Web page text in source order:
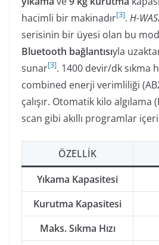
hacimli bir makinadır[3]. H-
serisinin bir üyesi olan bu
Bluetooth bağlantısıyla
sunar[3]. 1400 devir/dk sıkma
combined enerji verimliliği
çalışır. Otomatik kilo algılama
scan gibi akıllı programlar
ÖZELLIK
Yıkama Kapasitesi
Kurutma Kapasitesi
Maks. Sıkma Hızı